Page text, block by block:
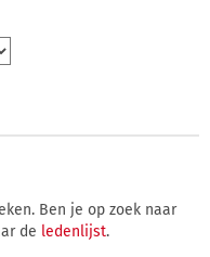
Ben je op zoek naar
de ledenlijst.